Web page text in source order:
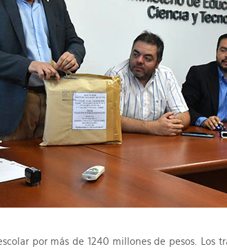
por más de 1240 millones de pesos. Los